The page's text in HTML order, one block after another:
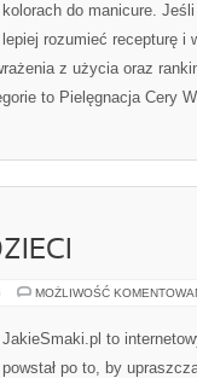
kolorach do manicure.
lepiej rozumieć recepturę i
z użycia oraz
to Pielęgnacja Cery
MOŻLIWOŚĆ
JakieSmaki.pl to
powstał po to, by